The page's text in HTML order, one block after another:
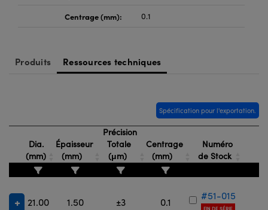
Optiques de SCHOTT
Centrage (mm): 0.1
Produits Ressources techniques
Spécification pour l'exportation.
Dia.
(mm)
Épaisseur
(mm)
Précision
Totale
(μm)
Centrage
(mm)
Numéro
de Stock
21.00 1.50 ±3 0.1
#51-015
FIN DE SÉRIE